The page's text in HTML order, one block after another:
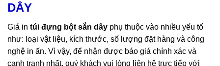
DÂY
Giá in túi đựng bột sắn dây phụ thuộc vào nhiều yếu tố
như: loại vật liệu, kích thước, số lượng đặt hàng và công
nghệ in ấn. Vì vậy, để nhận được báo giá chính xác và
cạnh tranh nhất, quý khách vui lòng liên hệ trực tiếp với